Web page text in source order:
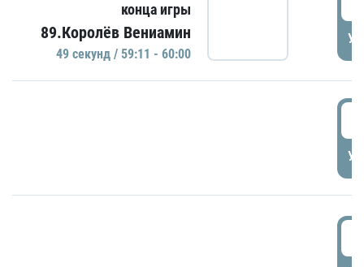
конца игры
89.Королёв Вениамин
49 секунд / 59:11 - 60:00